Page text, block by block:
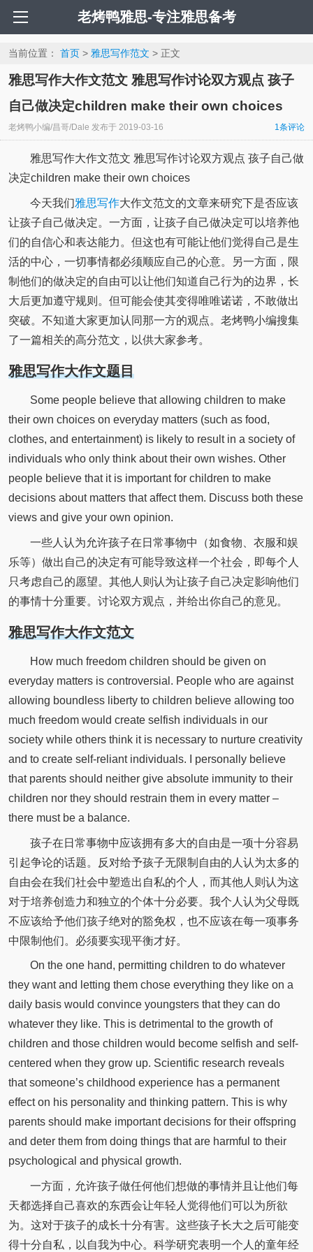
老烤鸭雅思-专注雅思备考
当前位置： 首页> 雅思写作范文 > 正文
雅思写作大作文范文 雅思写作讨论双方观点 孩子
自己做决定children make their own choices
老烤鸭小编/昌哥/Dale 发布于 2019-03-16 1条评论
雅思写作大作文范文 雅思写作讨论双方观点 孩子自己做
决定children make their own choices
今天我们雅思写作大作文范文的文章来研究下是否应该
让孩子自己做决定。一方面，让孩子自己做决定可以培养他
们的自信心和表达能力。但这也有可能让他们觉得自己是生
活的中心，一切事情都必须顺应自己的心意。另一方面，限
制他们的做决定的自由可以让他们知道自己行为的边界，长
大后更加遵守规则。但可能会使其变得唯唯诺诺，不敢做出
突破。不知道大家更加认同那一方的观点。老烤鸭小编搜集
了一篇相关的高分范文，以供大家参考。
雅思写作大作文题目
Some people believe that allowing children to make
their own choices on everyday matters (such as food,
clothes, and entertainment) is likely to result in a society of
individuals who only think about their own wishes. Other
people believe that it is important for children to make
decisions about matters that affect them. Discuss both these
views and give your own opinion.
一些人认为允许孩子在日常事物中（如食物、衣服和娱
乐等）做出自己的决定有可能导致这样一个社会，即每个人
只考虑自己的愿望。其他人则认为让孩子自己决定影响他们
的事情十分重要。讨论双方观点，并给出你自己的意见。
雅思写作大作文范文
How much freedom children should be given on
everyday matters is controversial. People who are against
allowing boundless liberty to children believe allowing too
much freedom would create selfish individuals in our
society while others think it is necessary to nurture creativity
and to create self-reliant individuals. I personally believe
that parents should neither give absolute immunity to their
children nor they should restrain them in every matter –
there must be a balance.
孩子在日常事物中应该拥有多大的自由是一项十分容易
引起争论的话题。反对给予孩子无限制自由的人认为太多的
自由会在我们社会中塑造出自私的个人，而其他人则认为这
对于培养创造力和独立的个体十分必要。我个人认为父母既
不应该给予他们孩子绝对的豁免权，也不应该在每一项事务
中限制他们。必须要实现平衡才好。
On the one hand, permitting children to do whatever
they want and letting them chose everything they like on a
daily basis would convince youngsters that they can do
whatever they like. This is detrimental to the growth of
children and those children would become selfish and self-
centered when they grow up. Scientific research reveals
that someone’s childhood experience has a permanent
effect on his personality and thinking pattern. This is why
parents should make important decisions for their offspring
and deter them from doing things that are harmful to their
psychological and physical growth.
一方面，允许孩子做任何他们想做的事情并且让他们每
天都选择自己喜欢的东西会让年轻人觉得他们可以为所欲
为。这对于孩子的成长十分有害。这些孩子长大之后可能变
得十分自私，以自我为中心。科学研究表明一个人的童年经